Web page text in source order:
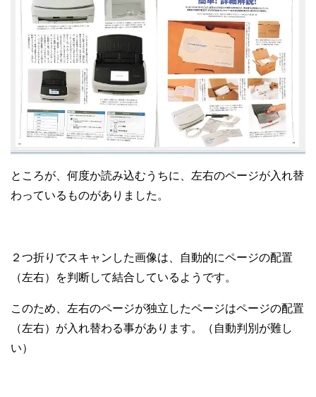
ところが、何度か読み込むうちに、左右のページが入れ替
わっているものがありました。
２つ折りでスキャンした画像は、自動的にページの配置
（左右）を判断して結合しているようです。
このため、左右のページが独立したページはページの配置
（左右）が入れ替わる事があります。（自動判別が難し
い）